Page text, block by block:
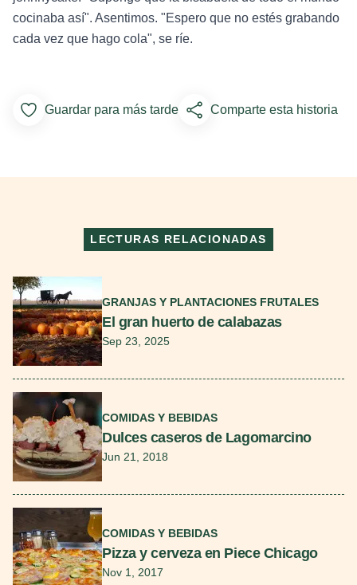
cocinaba así". Asentimos. "Espero que no estés grabando
cada vez que hago cola", se ríe.
Add to Favorites
Guardar para más tarde Comparte esta historia
LECTURAS RELACIONADAS
GRANJAS Y PLANTACIONES FRUTALES
El gran huerto de calabazas
Sep 23, 2025
COMIDAS Y BEBIDAS
Dulces caseros de Lagomarcino
Jun 21, 2018
COMIDAS Y BEBIDAS
Pizza y cerveza en Piece Chicago
Nov 1, 2017